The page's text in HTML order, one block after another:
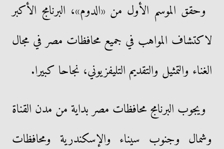
وحقق الموسم الأول من «الدوم»، البرنامج الأكبر
لاكتشاف المواهب في جميع محافظات مصر في مجال
الغناء والتمثيل والتقديم التليفزيوني، نجاحا كبيرا.
ويجوب البرنامج محافظات مصر بداية من مدن القناة
وشمال وجنوب سيناء والإسكندرية ومحافظات